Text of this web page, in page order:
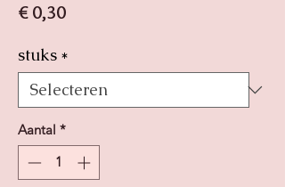
€ 0,30Prijs
stuks *
Aantal *